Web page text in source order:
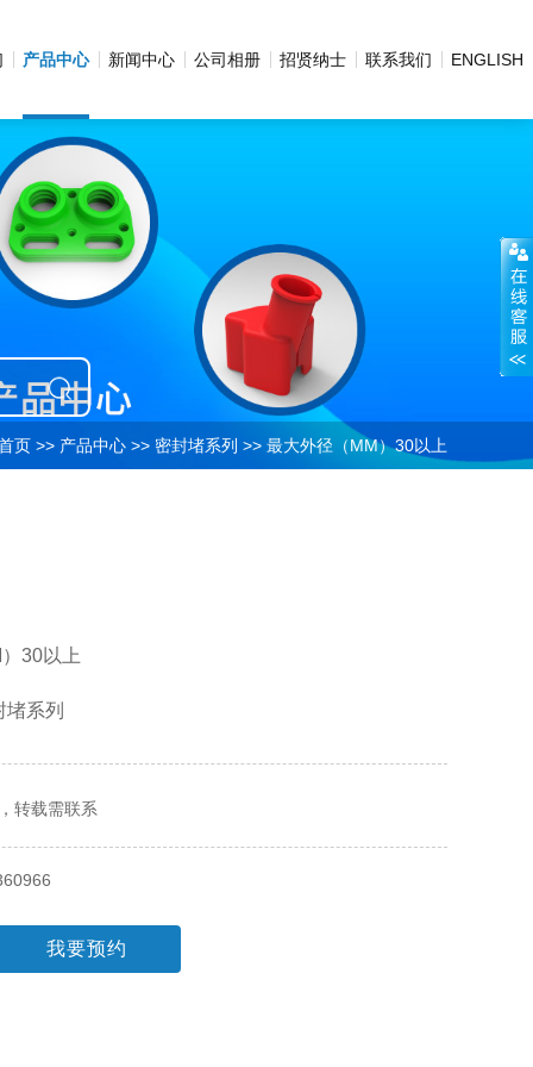
产品中心 新闻中心 公司相册 招贤纳士 联系我们 ENGLISH
页 >> 产品中心 >> 密封堵系列 >> 最大外径（MM）30以上
30以上
系列
转载需联系
我要预约